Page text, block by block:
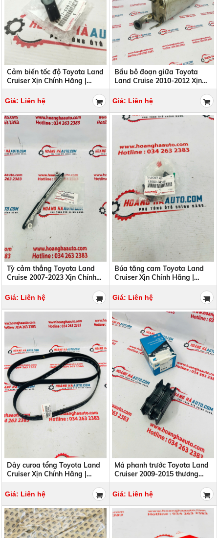
Cảm biến tốc độ Toyota Land
Cruiser Xịn Chính Hãng |
Giá: Liên hệ
Bầu bô đoạn giữa Toyota
Land Cruise 2010-2012 Xịn
1742038110
Giá: Liên hệ
Tỳ cảm thẳng Toyota Land
Cruise 2007-2023 Xịn Chính
135610S011
Giá: Liên hệ
Búa tăng cam Toyota Land
Cruiser Xịn Chính Hãng |
Giá: Liên hệ
Dây curoa tổng Toyota Land
Cruiser Xịn Chính Hãng |
Giá: Liên hệ
Má phanh trước Toyota Land
Cruiser 2009-2015 thương
DB1482GCT
Giá: Liên hệ